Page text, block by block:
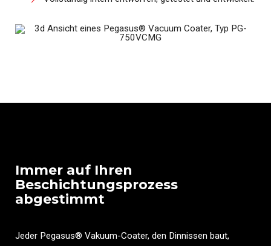
Immer auf Ihren
Beschichtungsprozess
abgestimmt
Jeder Pegasus® Vakuum-Coater, den Dinnissen baut,